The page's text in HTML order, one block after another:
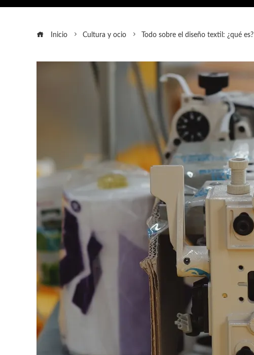
Inicio Cultura y ocio Todo sobre el diseño textil: ¿qué es?